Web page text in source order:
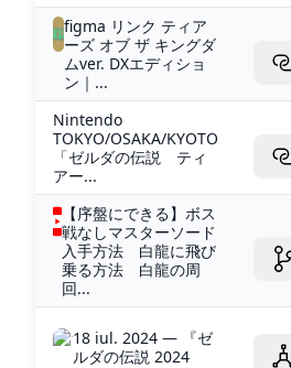
figma リンク ティア
ーズ オブ ザ キングダ
ムver. DXエディショ
ン｜...
Nintendo
TOKYO/OSAKA/KYOTO
「ゼルダの伝説 ティ
アー...
【序盤にできる】ボス
戦なしマスターソード
入手方法 白龍に飛び
乗る方法 白龍の周
回...
18 iul. 2024 — 『ゼ
ルダの伝説 2024